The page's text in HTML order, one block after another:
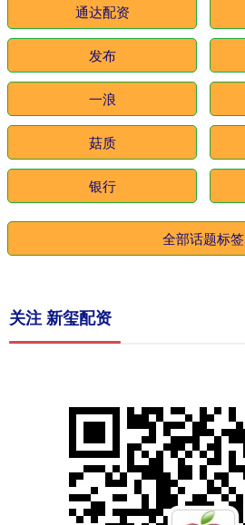
通达配资
发布
一浪
菇质
银行
全部话题标签
关注 新玺配资